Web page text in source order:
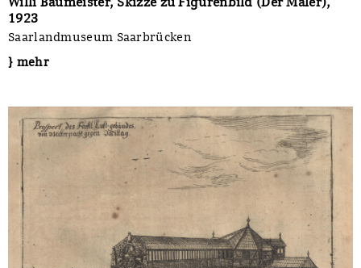
1923
Saarlandmuseum Saarbrücken
} mehr